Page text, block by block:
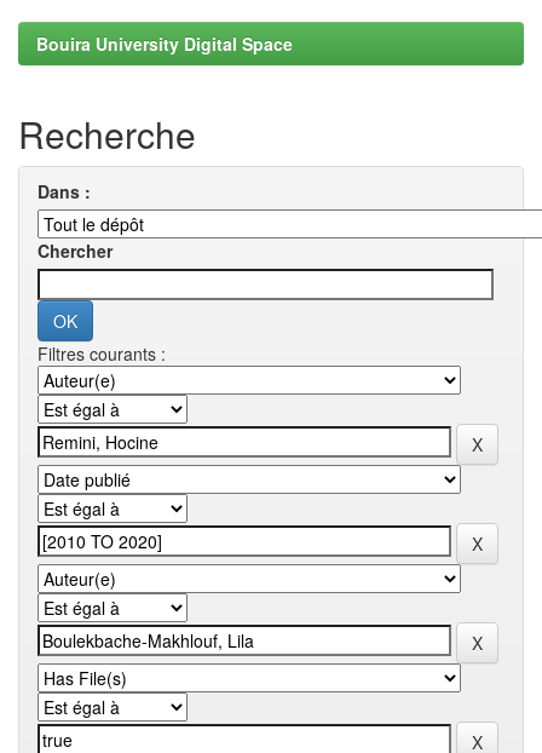
Bouira University Digital Space
Recherche
Dans :
Chercher
Filtres courants :